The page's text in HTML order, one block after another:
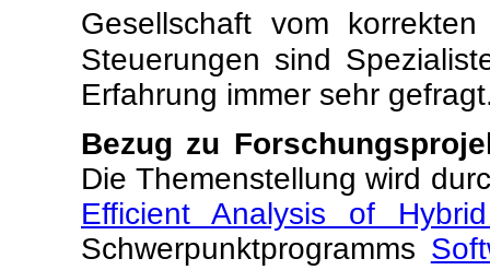
Gesellschaft vom
Steuerungen sind
Erfahrung immer sehr
Bezug zu
Die Themenstellung wird
Efficient Analysis of
Schwerpunktprogramms